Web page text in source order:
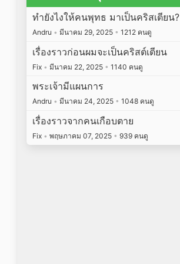
ทำยังไงให้คนพุทธ มาเป็นคริสเตียน?
Andru • มีนาคม 29, 2025 • 1212 คนดู
เรื่องราวก่อนผมจะเป็นคริสต์เตียน
Fix • มีนาคม 22, 2025 • 1140 คนดู
พระเจ้ามีแผนการ
Andru • มีนาคม 24, 2025 • 1048 คนดู
เรื่องราวจากคนเกือบตาย
Fix • พฤษภาคม 07, 2025 • 939 คนดู